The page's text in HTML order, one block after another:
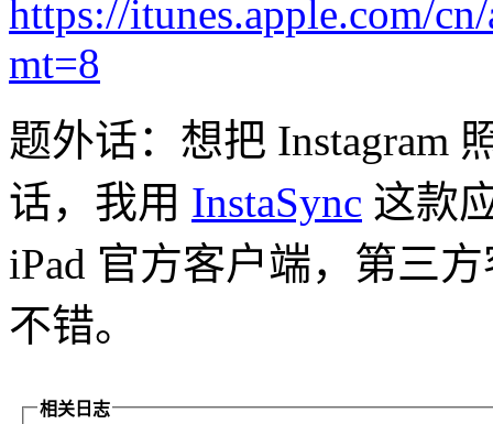
https://itunes.apple.com/
mt=8
题外话：想把 Instagram
话，我用 InstaSync 这款
iPad 官方客户端，第三
不错。
相关日志